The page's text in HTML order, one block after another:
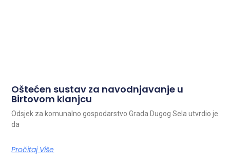
Oštećen sustav za navodnjavanje u
Birtovom klanjcu
Odsjek za komunalno gospodarstvo Grada Dugog Sela utvrdio je
da
Pročitaj Više